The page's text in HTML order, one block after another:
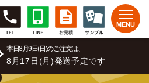
本日8月9日(日)のご注文は、
8月17日(月)発送予定です